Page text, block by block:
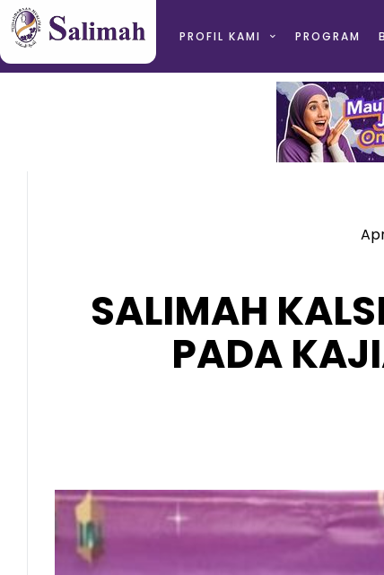
PROFIL KAMI PROGRAM
SALIMAH
PADA